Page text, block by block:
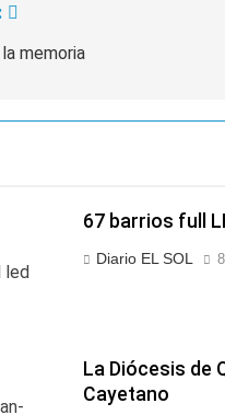
memoria
67 barrios full
Diario EL SOL
La Diócesis de
Cayetano